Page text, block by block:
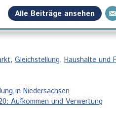
Alle Beiträge ansehen
,Gleichstellung,Haushalte und
in Niedersachsen
Aufkommen und Verwertung